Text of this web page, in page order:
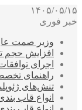
۱۴۰۵/۰۵/۱۵
خبر فوری
وزیر صمت
افزایش حجم
اجرای
راهنمای
تنش‌های
انواع قاب